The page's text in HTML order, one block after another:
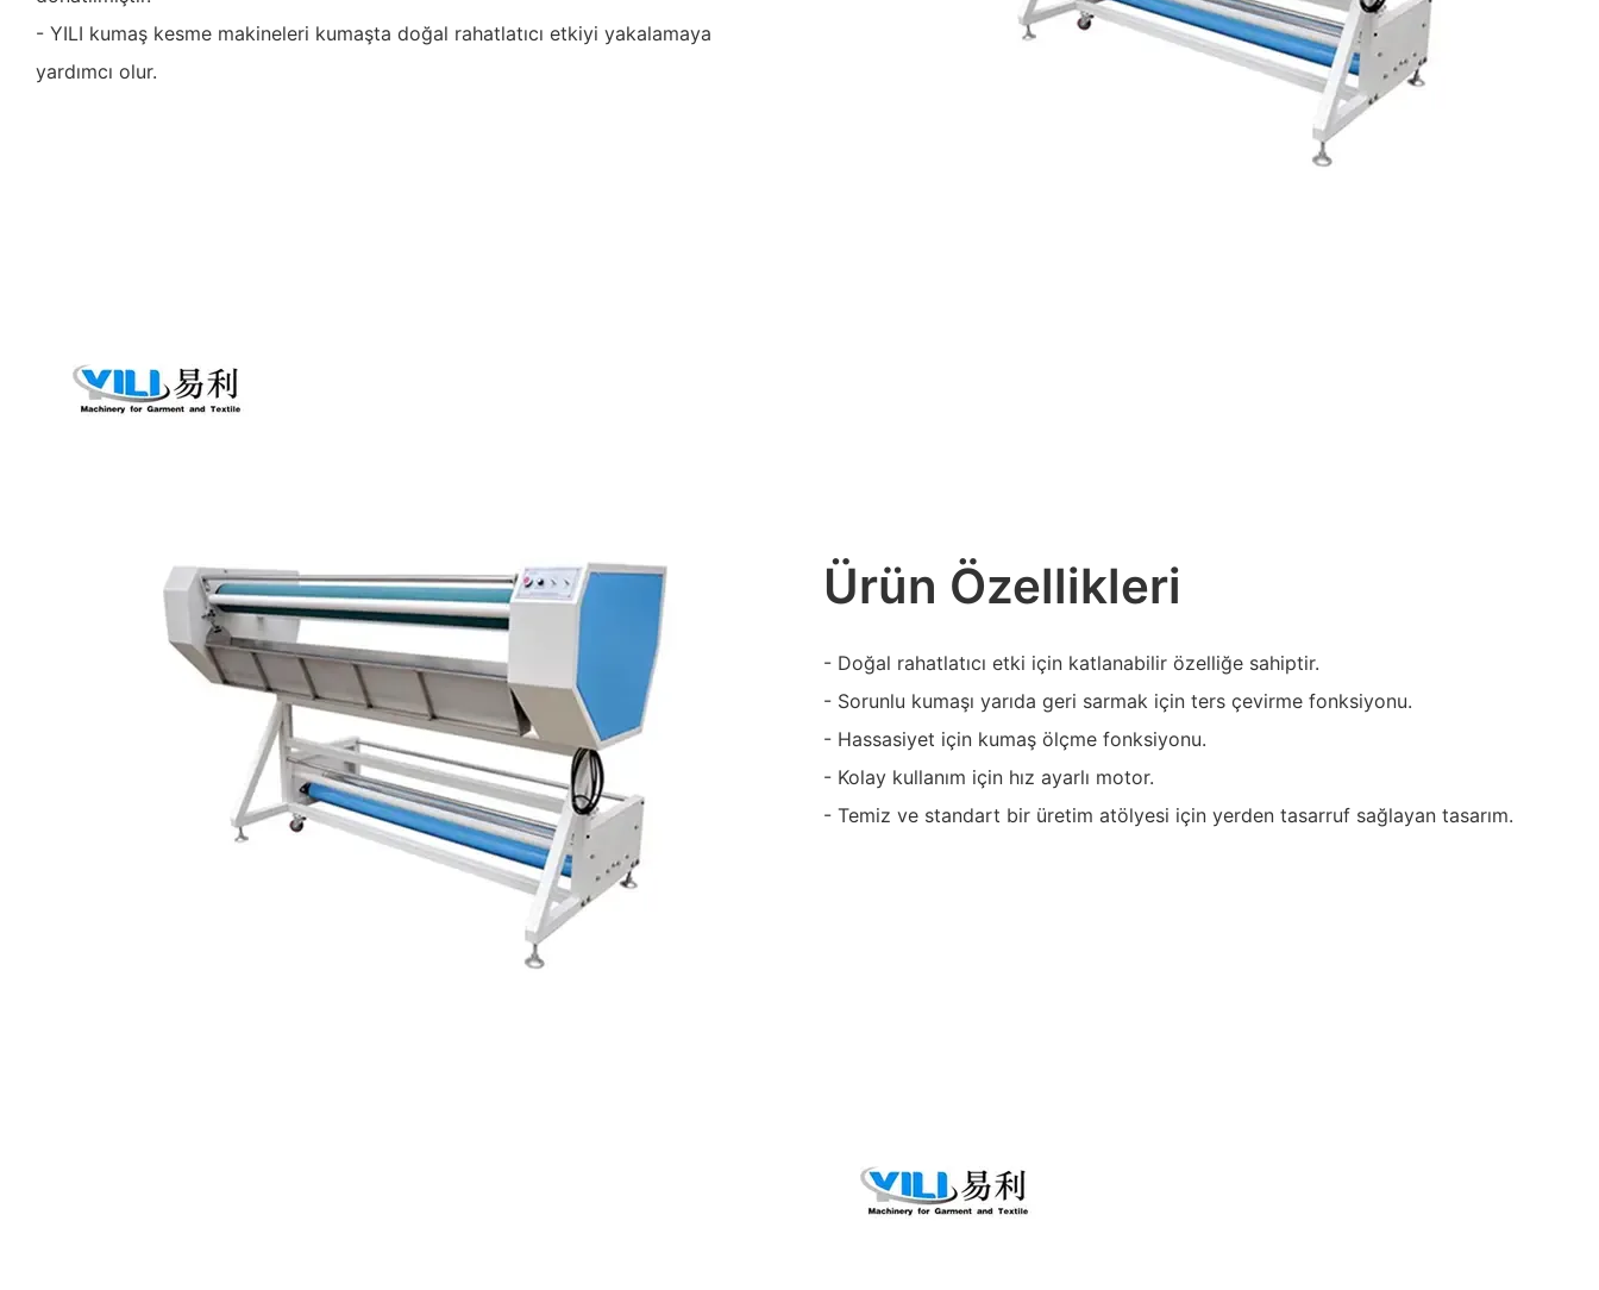
- YILI kumaş kesme makineleri kumaşta doğal rahatlatıcı etkiyi yakalamaya
yardımcı olur.
Ürün Özellikleri
- Doğal rahatlatıcı etki için katlanabilir özelliğe sahiptir.
- Sorunlu kumaşı yarıda geri sarmak için ters çevirme fonksiyonu.
- Hassasiyet için kumaş ölçme fonksiyonu.
- Kolay kullanım için hız ayarlı motor.
- Temiz ve standart bir üretim atölyesi için yerden tasarruf sağlayan tasarım.